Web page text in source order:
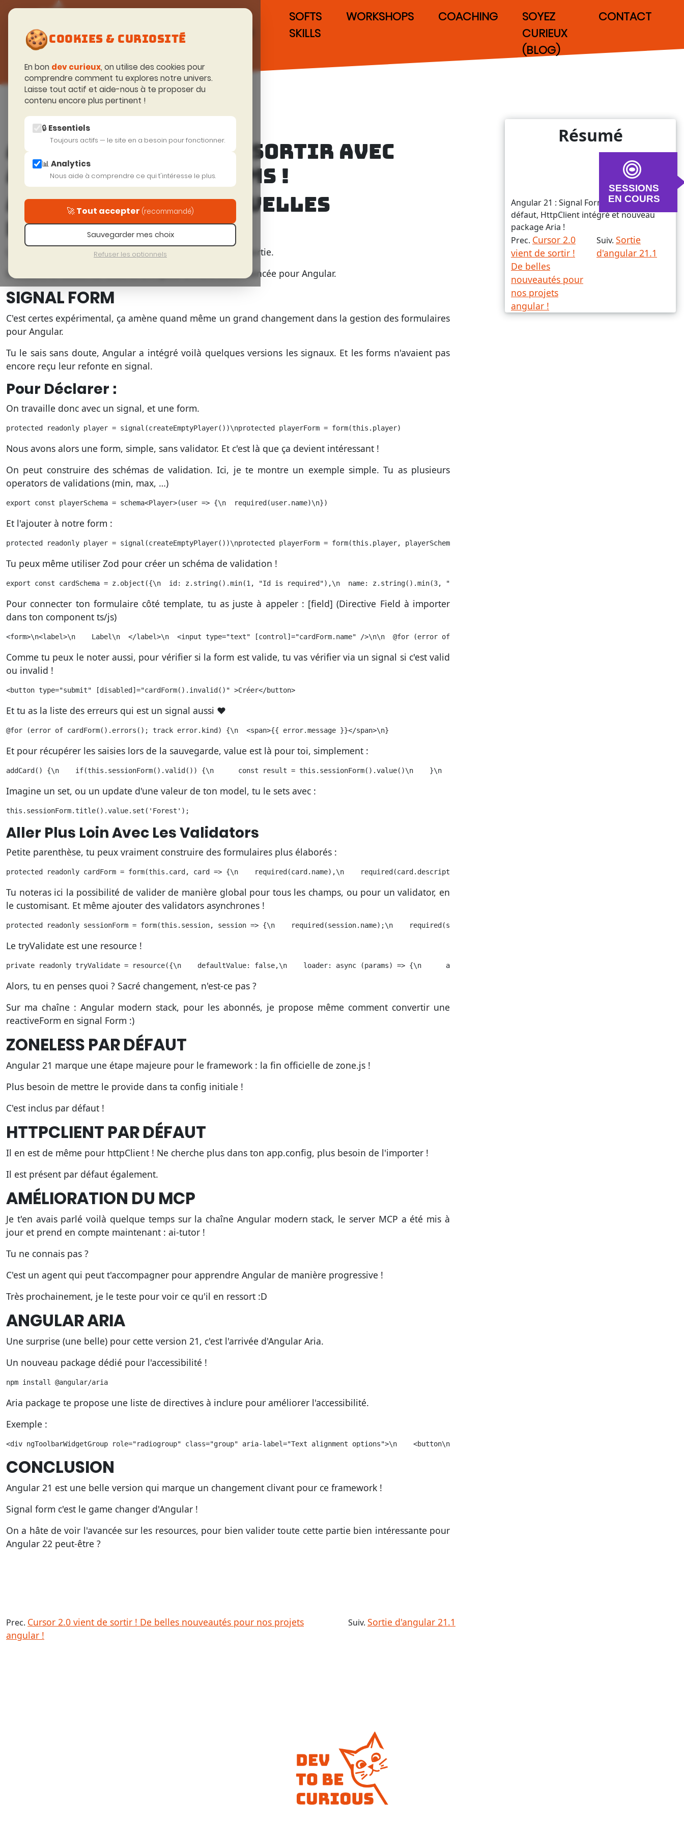
SESSIONS
EN COURS
🍪COOKIES & CURIOSITÉ
En bon dev curieux, on utilise des cookies pour
comprendre comment tu explores notre univers.
Laisse tout actif et aide-nous à te proposer du
contenu encore plus pertinent !
🔒 Essentiels
Toujours actifs — le site en a besoin pour fonctionner.
📊 Analytics
Nous aide à comprendre ce qui t'intéresse le plus.
🚀 Tout accepter (recommandé)
Sauvegarder mes choix
Refuser les optionnels
TECHNIQUES
SOFTS
SKILLS
WORKSHOPS COACHING
SOYEZ
CURIEUX
(BLOG)
CONTACT
Accueil > Soyeux curieux (Blog)
Résumé
Angular 21 : Signal Forms, zoneless par
défaut, HttpClient intégré et nouveau
package Aria !
Prec. Cursor 2.0
vient de sortir !
De belles
nouveautés pour
nos projets
angular !
Suiv. Sortie
d'angular 21.1
ANGULAR 21 VIENT DE SORTIR AVEC
ANGULAR SIGNAL FORMS !
ANGULAR 21 : LES NOUVELLES
FONCTIONNALITÉS
Ça y est Angular 21 et la fonctionnalité tant attendue est sortie.
Découvre ici toutes les features d'Angular 21, une belle avancée pour Angular.
SIGNAL FORM
C'est certes expérimental, ça amène quand même un grand changement dans la gestion des formulaires
pour Angular.
Tu le sais sans doute, Angular a intégré voilà quelques versions les signaux. Et les forms n'avaient pas
encore reçu leur refonte en signal.
Pour Déclarer :
On travaille donc avec un signal, et une form.
protected readonly player = signal(createEmptyPlayer())\nprotected playerForm = form(this.player)
Nous avons alors une form, simple, sans validator. Et c'est là que ça devient intéressant !
On peut construire des schémas de validation. Ici, je te montre un exemple simple. Tu as plusieurs
operators de validations (min, max, …)
export const playerSchema = schema<Player>(user => {\n  required(user.name)\n})
Et l'ajouter à notre form :
protected readonly player = signal(createEmptyPlayer())\nprotected playerForm = form(this.player, playerSchema)
Tu peux même utiliser Zod pour créer un schéma de validation !
export const cardSchema = z.object({\n  id: z.string().min(1, "Id is required"),\n  name: z.string().min(3, "Name is required")\n});\n\nexport type Card =
Pour connecter ton formulaire côté template, tu as juste à appeler : [field] (Directive Field à importer
dans ton component ts/js)
<form>\n<label>\n    Label\n  </label>\n  <input type="text" [control]="cardForm.name" />\n\n  @for (error of cardForm().errors(); track error.kind) {\n    <span>{{
Comme tu peux le noter aussi, pour vérifier si la form est valide, tu vas vérifier via un signal si c'est valid
ou invalid !
<button type="submit" [disabled]="cardForm().invalid()" >Créer</button>
Et tu as la liste des erreurs qui est un signal aussi ❤
@for (error of cardForm().errors(); track error.kind) {\n  <span>{{ error.message }}</span>\n}
Et pour récupérer les saisies lors de la sauvegarde, value est là pour toi, simplement :
addCard() {\n    if(this.sessionForm().valid()) {\n      const result = this.sessionForm().value()\n    }\n  }
Imagine un set, ou un update d'une valeur de ton model, tu le sets avec :
this.sessionForm.title().value.set('Forest');
Aller Plus Loin Avec Les Validators
Petite parenthèse, tu peux vraiment construire des formulaires plus élaborés :
protected readonly cardForm = form(this.card, card => {\n    required(card.name),\n    required(card.description, { message: 'Description is required',
Tu noteras ici la possibilité de valider de manière global pour tous les champs, ou pour un validator, en
le customisant. Et même ajouter des validators asynchrones !
protected readonly sessionForm = form(this.session, session => {\n    required(session.name);\n    required(session.description, {message: 'plouf',
Le tryValidate est une resource !
private readonly tryValidate = resource({\n    defaultValue: false,\n    loader: async (params) => {\n      await new Promise(resolve => setTimeout(resolve,
Alors, tu en penses quoi ? Sacré changement, n'est-ce pas ?
Sur ma chaîne : Angular modern stack, pour les abonnés, je propose même comment convertir une
reactiveForm en signal Form :)
ZONELESS PAR DÉFAUT
Angular 21 marque une étape majeure pour le framework : la fin officielle de zone.js !
Plus besoin de mettre le provide dans ta config initiale !
C'est inclus par défaut !
HTTPCLIENT PAR DÉFAUT
Il en est de même pour httpClient ! Ne cherche plus dans ton app.config, plus besoin de l'importer !
Il est présent par défaut également.
AMÉLIORATION DU MCP
Je t'en avais parlé voilà quelque temps sur la chaîne Angular modern stack, le server MCP a été mis à
jour et prend en compte maintenant : ai-tutor !
Tu ne connais pas ?
C'est un agent qui peut t'accompagner pour apprendre Angular de manière progressive !
Très prochainement, je le teste pour voir ce qu'il en ressort :D
ANGULAR ARIA
Une surprise (une belle) pour cette version 21, c'est l'arrivée d'Angular Aria.
Un nouveau package dédié pour l'accessibilité !
npm install @angular/aria
Aria package te propose une liste de directives à inclure pour améliorer l'accessibilité.
Exemple :
<div ngToolbarWidgetGroup role="radiogroup" class="group" aria-label="Text alignment options">\n    <button\n      ngToolbarWidget\n      role="radio"\n
CONCLUSION
Angular 21 est une belle version qui marque un changement clivant pour ce framework !
Signal form c'est le game changer d'Angular !
On a hâte de voir l'avancée sur les resources, pour bien valider toute cette partie bien intéressante pour
Angular 22 peut-être ?
Prec. Cursor 2.0 vient de sortir ! De belles nouveautés pour nos projets
angular !
Suiv. Sortie d'angular 21.1